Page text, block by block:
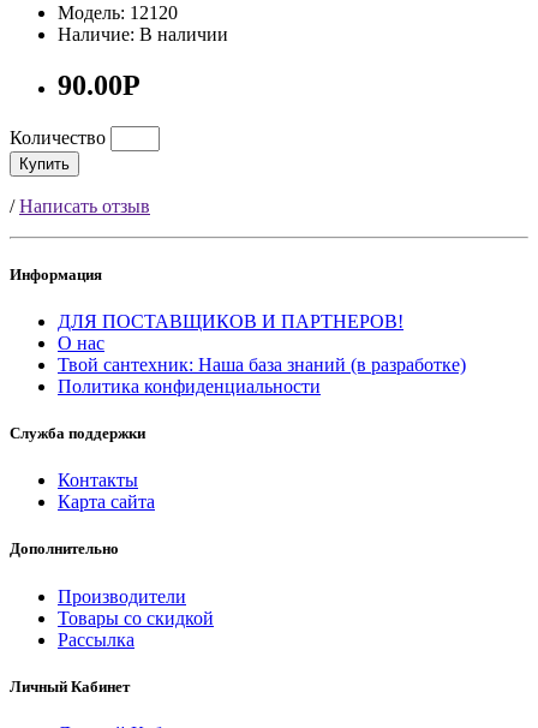
Модель: 12120
Наличие: В наличии
90.00Р
Количество
Купить
/Написать отзыв
Информация
ДЛЯ ПОСТАВЩИКОВ И ПАРТНЕРОВ!
О нас
Твой сантехник: Наша база знаний (в разработке)
Политика конфиденциальности
Служба поддержки
Контакты
Карта сайта
Дополнительно
Производители
Товары со скидкой
Рассылка
Личный Кабинет